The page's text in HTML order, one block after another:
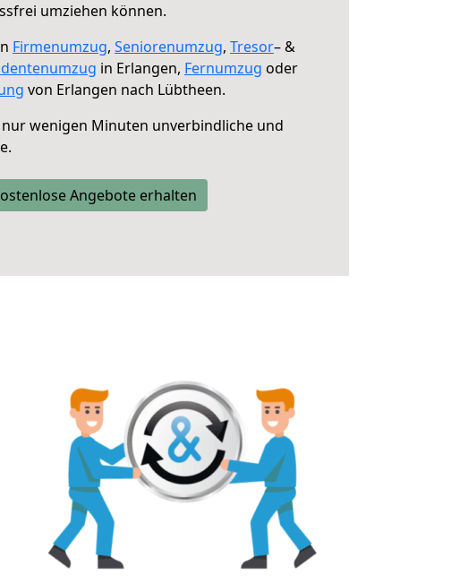
umziehen können.
Firmenumzug, Seniorenumzug, Tresor– &
in Erlangen, Fernumzug oder
von Erlangen nach Lübtheen.
wenigen Minuten unverbindliche und
Angebote erhalten